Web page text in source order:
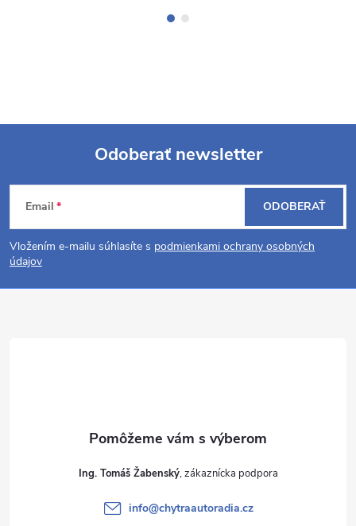
Z
á
p
Odoberať newsletter
Email
Vložením e-mailu súhlasíte s podmienkami ochrany osobných
údajov
ODOBERAŤ
Ing. Tomáš Žabenský
info@chytraautoradia.cz